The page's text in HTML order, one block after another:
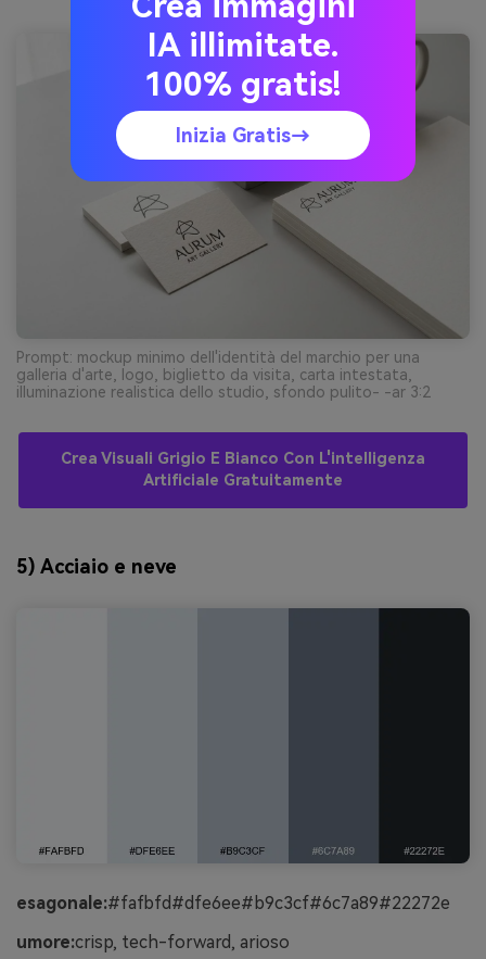
Prompt: mockup minimo dell'identità del marchio per una
galleria d'arte, logo, biglietto da visita, carta intestata,
illuminazione realistica dello studio, sfondo pulito- -ar 3:2
Crea Visuali Grigio E Bianco Con L'intelligenza
Artificiale Gratuitamente
5) Acciaio e neve
esagonale:#fafbfd#dfe6ee#b9c3cf#6c7a89#22272e
umore:crisp, tech-forward, arioso
IA illimitate.
100% gratis!
Inizia Gratis→